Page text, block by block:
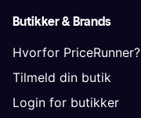
Butikker & Brands
Hvorfor PriceRunner?
Tilmeld din butik
Login for butikker